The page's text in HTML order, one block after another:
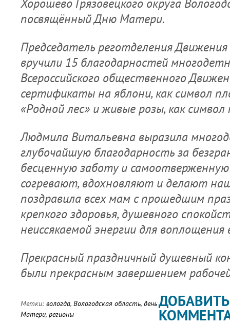
посвящённый Дню Матери.
Председатель реготделения
вручили 15 благодарностей
Всероссийского общественного
сертификаты на яблони, как символ
«Родной лес» и живые розы, как
Людмила Витальевна выразила
глубочайшую благодарность за
бесценную заботу и
согревают, вдохновляют и делают
поздравила всех мам с прошедшим
крепкого здоровья, душевного
неиссякаемой энергии для воплощения
Прекрасный праздничный душевный
были прекрасным завершением
Метки: вологда, Вологодская область, день
Матери, регионы
ДОБАВИТЬ